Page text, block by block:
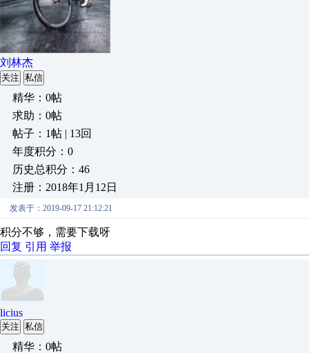
刘林杰
关注 私信
精华：0帖
求助：0帖
帖子：1帖 | 13回
年度积分：0
历史总积分：46
注册：2018年1月12日
发表于：2019-09-17 21:12:21
积分不够，需要下载呀
回复 引用 举报
licius
关注 私信
精华：0帖